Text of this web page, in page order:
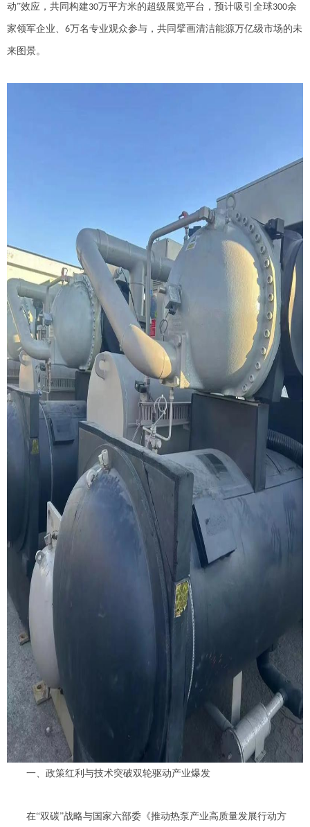
动”效应，共同构建30万平方米的超级展览平台，预计吸引全球300余
家领军企业、 6万名专业观众参与，共同擘画清洁能源万亿级市场的未
来图景。
一、政策红利与技术突破双轮驱动产业爆发
在“双碳”战略与国家六部委《推动热泵产业高质量发展行动方